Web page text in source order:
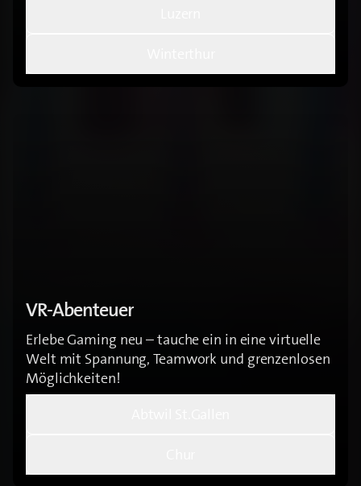
VR-Abenteuer
Erlebe Gaming neu – tauche ein in eine virtuelle
Welt mit Spannung, Teamwork und grenzenlosen
Möglichkeiten!